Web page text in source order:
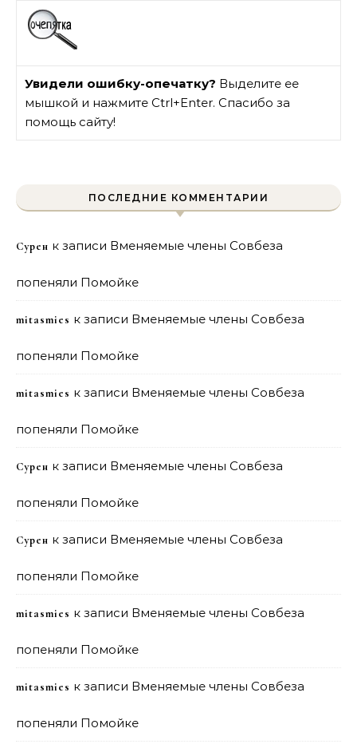
Увидели ошибку-опечатку? Выделите ее
мышкой и нажмите Ctrl+Enter. Спасибо за
помощь сайту!
ПОСЛЕДНИЕ КОММЕНТАРИИ
Сурен к записи Вменяемые члены Совбеза
попеняли Помойке
mitasmies к записи Вменяемые члены Совбеза
попеняли Помойке
mitasmies к записи Вменяемые члены Совбеза
попеняли Помойке
Сурен к записи Вменяемые члены Совбеза
попеняли Помойке
Сурен к записи Вменяемые члены Совбеза
попеняли Помойке
mitasmies к записи Вменяемые члены Совбеза
попеняли Помойке
mitasmies к записи Вменяемые члены Совбеза
попеняли Помойке